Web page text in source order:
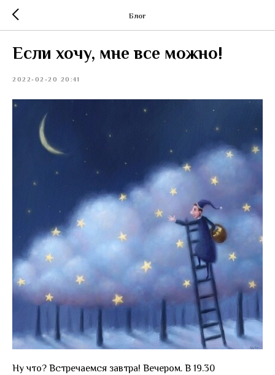
Блог
Если хочу, мне все можно!
2022-02-20 20:41
Ну что? Встречаемся завтра! Вечером. В 19.30